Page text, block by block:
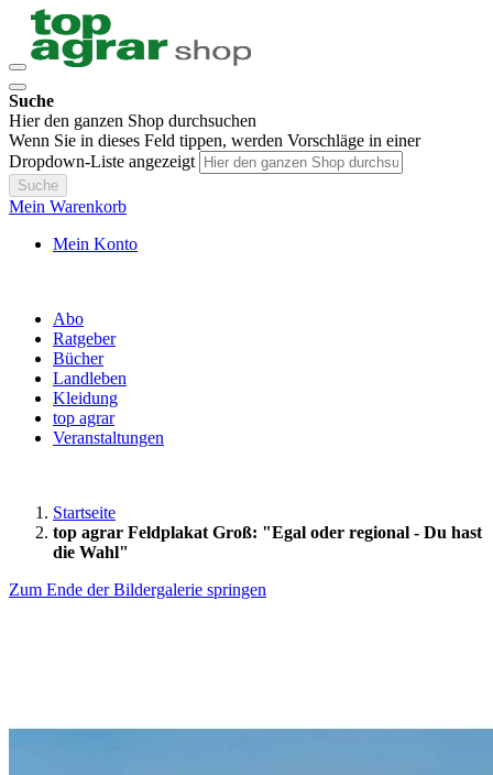
Suche
Hier den ganzen Shop durchsuchen
Wenn Sie in dieses Feld tippen, werden Vorschläge in einer
Dropdown-Liste angezeigt
Suche
Mein Warenkorb
Mein Konto
Abo
Ratgeber
Bücher
Landleben
Kleidung
top agrar
Veranstaltungen
Startseite
top agrar Feldplakat Groß: "Egal oder regional - Du hast
die Wahl"
Zum Ende der Bildergalerie springen